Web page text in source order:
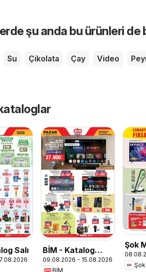
şu anda bu ürünleri de
Su Çikolata Çay Video
Salı
BİM - Katalog
Pazar
09.08.2026 - 15.08.2026
BİM
Şok